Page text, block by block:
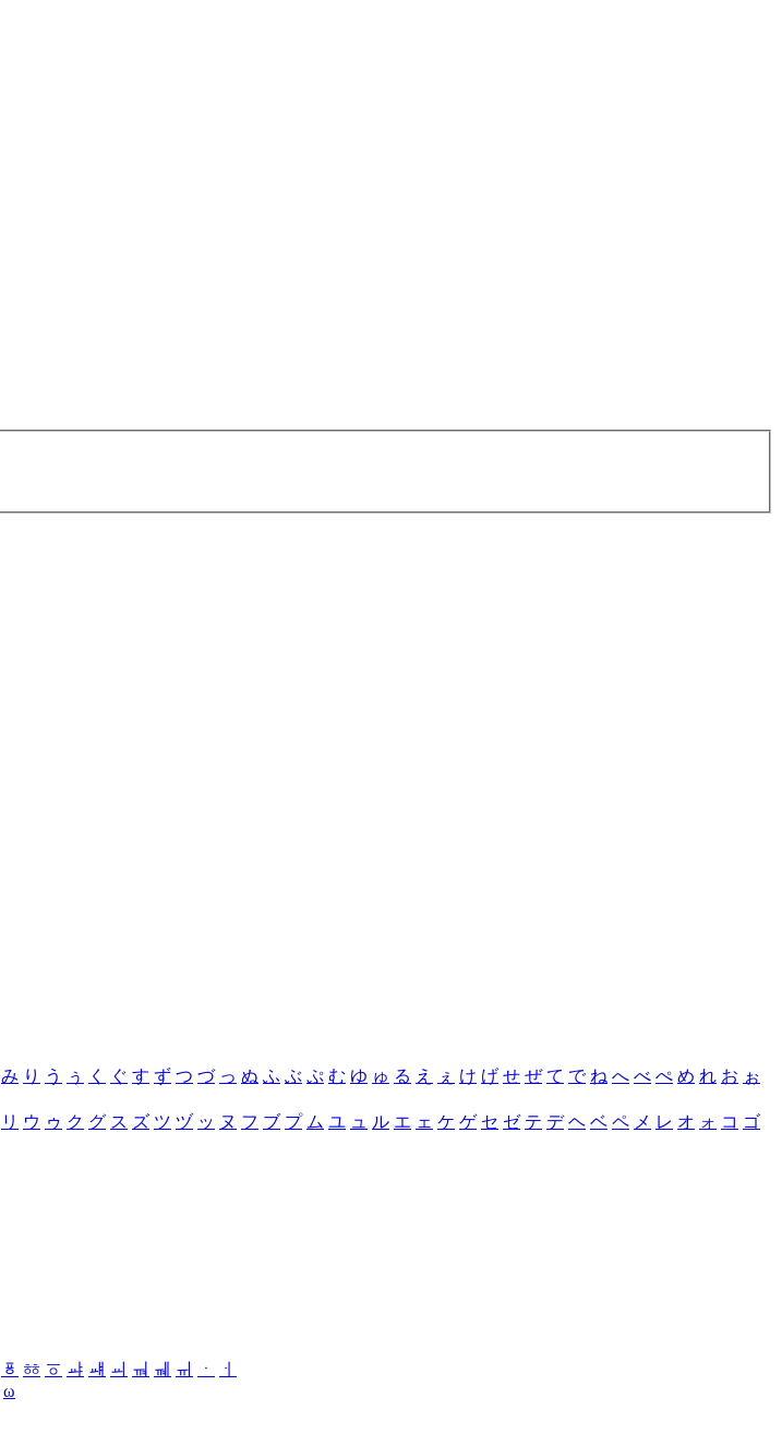
み り う ぅ く ぐ す ず つ づ っ ぬ ふ ぶ ぷ む ゆ ゅ る え ぇ け げ せ ぜ て で ね へ べ ぺ め れ お ぉ
リ ウ ゥ ク グ ス ズ ツ ヅ ッ ヌ フ ブ プ ム ユ ュ ル エ ェ ケ ゲ セ ゼ テ デ ヘ ベ ペ メ レ オ ォ コ ゴ
ㆄ ㆅ ㆆ ㆇ ㆈ ㆉ ㆊ ㆋ ㆌ ㆍ
ㆎ
ω